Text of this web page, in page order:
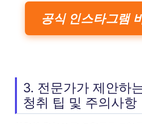
공식 인스타그램
3. 전문가가 제안하
청취 팁 및 주의사항